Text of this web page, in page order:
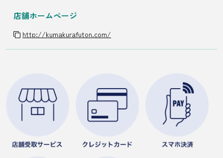
店舗ホームページ
http://kumakurafuton.com/